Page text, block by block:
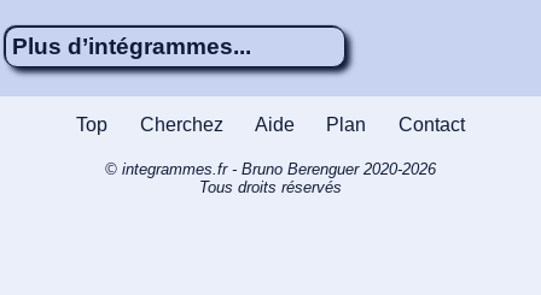
Plus d’intégrammes...
Énigme 677 5 x 4
peinture
Énigme 664 5 x 4
Des travaux de
Top Cherchez Aide Plan Contact
© integrammes.fr - Bruno Berenguer 2020-2026
Tous droits réservés